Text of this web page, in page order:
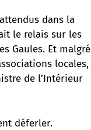
dans la
le relais sur les
Gaules. Et malgré
locales,
de l’Intérieur
déferler.